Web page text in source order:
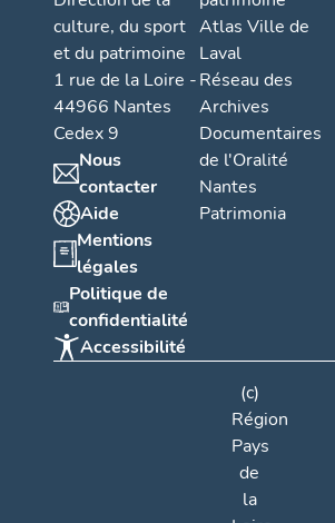
culture, du sport
et du patrimoine
1 rue de la Loire -
44966 Nantes
Cedex 9
Nous
contacter
Aide
Mentions
légales
Politique de
confidentialité
Accessibilité
Atlas Ville de
Laval
Réseau des
Archives
Documentaires
de l'Oralité
Nantes
Patrimonia
(c)
Région
Pays
de
la